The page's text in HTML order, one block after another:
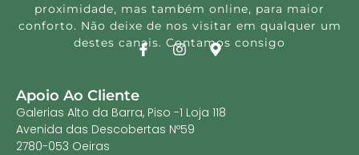
proximidade, mas também online, para maior
conforto. Não deixe de nos visitar em qualquer um
destes canais. Contamos consigo
Apoio Ao Cliente
Galerias Alto da Barra, Piso -1 Loja 118
Avenida das Descobertas Nº59
2780-053 Oeiras